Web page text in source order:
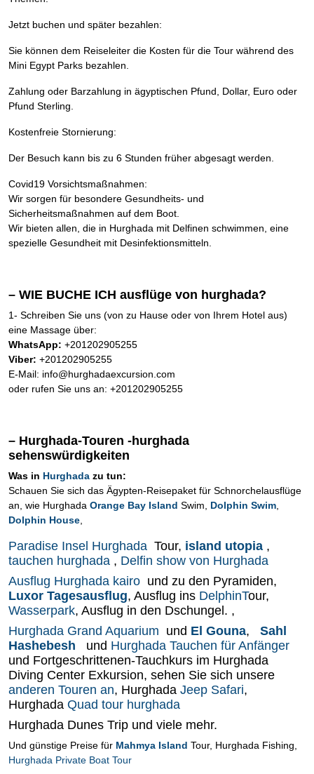
Jetzt buchen und später bezahlen:
Sie können dem Reiseleiter die Kosten für die Tour während des
Mini Egypt Parks bezahlen.
Zahlung oder Barzahlung in ägyptischen Pfund, Dollar, Euro oder
Pfund Sterling.
Kostenfreie Stornierung:
Der Besuch kann bis zu 6 Stunden früher abgesagt werden.
Covid19 Vorsichtsmaßnahmen:
Wir sorgen für besondere Gesundheits- und
Sicherheitsmaßnahmen auf dem Boot.
Wir bieten allen, die in Hurghada mit Delfinen schwimmen, eine
spezielle Gesundheit mit Desinfektionsmitteln.
– WIE BUCHE ICH ausflüge von hurghada?
1- Schreiben Sie uns (von zu Hause oder von Ihrem Hotel aus)
eine Massage über:
WhatsApp: +201202905255
Viber: +201202905255
E-Mail: info@hurghadaexcursion.com
oder rufen Sie uns an: +201202905255
– Hurghada-Touren -hurghada
sehenswürdigkeiten
Was in Hurghada zu tun:
Schauen Sie sich das Ägypten-Reisepaket für Schnorchelausflüge
an, wie Hurghada Orange Bay Island Swim, Dolphin Swim
Dolphin House
Paradise Insel Hurghada Tour, island utopia ,
tauchen hurghada , Delfin show von Hurghada
Ausflug Hurghada kairo und zu den Pyramiden,
Luxor Tagesausflug, Ausflug ins DelphinTour,
Wasserpark, Ausflug in den Dschungel. ,
Hurghada Grand Aquarium und El Gouna,
Sahl
Hashebesh
und Hurghada Tauchen für Anfänger
und Fortgeschrittenen-Tauchkurs im Hurghada
Diving Center Exkursion, sehen Sie sich unsere
anderen Touren an, Hurghada Jeep Safari,
Hurghada Quad tour hurghada
Hurghada Dunes Trip und viele mehr.
Und günstige Preise für Mahmya Island Tour, Hurghada Fishing,
Hurghada Private Boat Tour